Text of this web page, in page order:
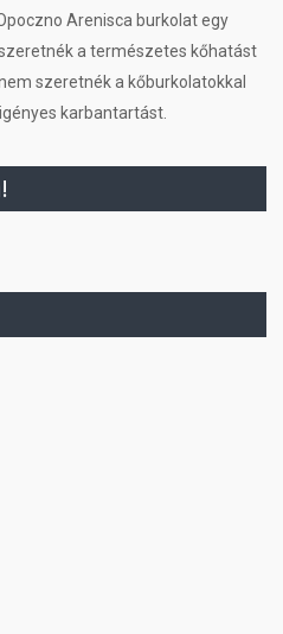
Arenisca burkolat egy
a természetes kőhatást
szeretnék a kőburkolatokkal
karbantartást.